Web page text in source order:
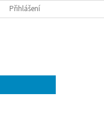
Přihlášení